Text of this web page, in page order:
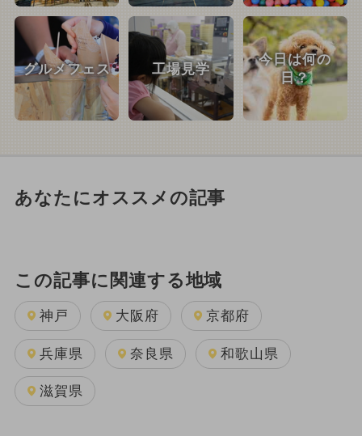
グルメフェス 工場見学
今日は何の
日？
あなたにオススメの記事
この記事に関連する地域
神戸 大阪府 京都府
兵庫県 奈良県 和歌山県
滋賀県